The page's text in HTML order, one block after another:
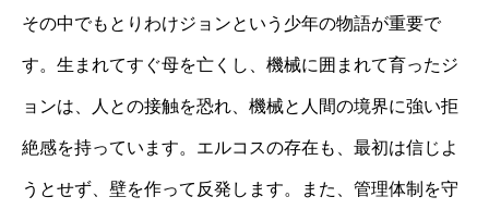
その中でもとりわけジョンという少年の物語が重要で
す。生まれてすぐ母を亡くし、機械に囲まれて育ったジ
ョンは、人との接触を恐れ、機械と人間の境界に強い拒
絶感を持っています。エルコスの存在も、最初は信じよ
うとせず、壁を作って反発します。また、管理体制を守